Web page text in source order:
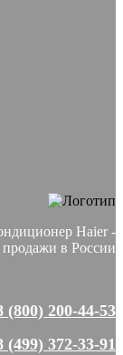
Haier -
в России
(800) 200-44-53
(499) 372-33-91